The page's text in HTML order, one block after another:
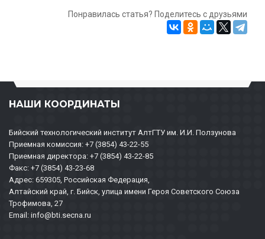
Понравилась статья? Поделитесь с друзьями
НАШИ КООРДИНАТЫ
Бийский технологический институт АлтГТУ им. И.И. Ползунова
Приемная комиссия: +7 (3854) 43-22-55
Приемная директора: +7 (3854) 43-22-85
Факс: +7 (3854) 43-23-68
Адрес: 659305, Российская Федерация,
Алтайский край, г. Бийск, улица имени Героя Советского Союза
Трофимова, 27
Email: info@bti.secna.ru